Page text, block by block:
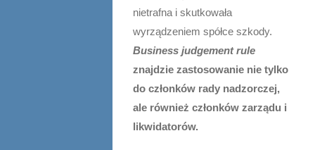
nietrafna i skutkowała
wyrządzeniem spółce szkody.
Business judgement rule
znajdzie zastosowanie nie tylko
do członków rady nadzorczej,
ale również członków zarządu i
likwidatorów.